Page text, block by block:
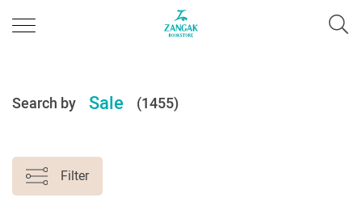
Search by Sale (1455)
Filter